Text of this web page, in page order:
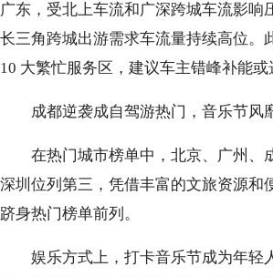
广东，受北上车流和广深跨城车流影响
长三角跨城出游需求车流量持续高位。
10 大繁忙服务区，建议车主错峰补能或
成都逆袭成自驾游热门，音乐节风
在热门城市榜单中，北京、广州、
深圳位列第三，凭借丰富的文旅资源
跻身热门榜单前列。
娱乐方式上，打卡音乐节成为年轻